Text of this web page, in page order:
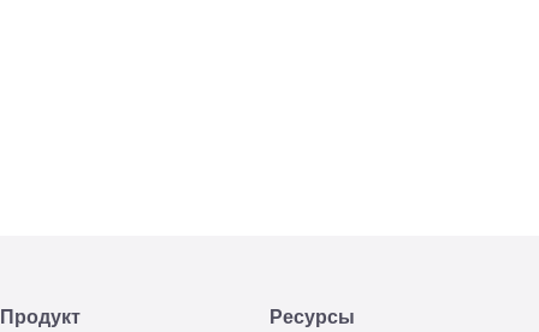
Продукт Ресурсы